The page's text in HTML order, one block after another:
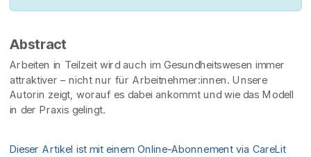
Abstract
Arbeiten in Teilzeit wird auch im Gesundheitswesen immer
attraktiver – nicht nur für Arbeitnehmer:innen. Unsere
Autorin zeigt, worauf es dabei ankommt und wie das Modell
in der Praxis gelingt.
Dieser Artikel ist mit einem Online-Abonnement via CareLit